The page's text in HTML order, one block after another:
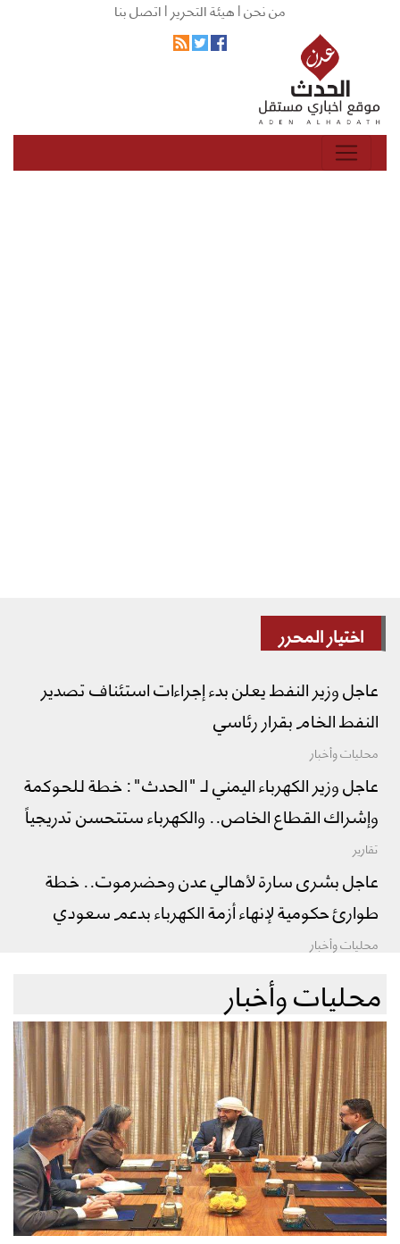
من نحن |هيئة التحرير |اتصل بنا
اختيار المحرر
عاجل وزير النفط يعلن بدء إجراءات استئناف تصدير
النفط الخام بقرار رئاسي
محليات وأخبار
عاجل وزير الكهرباء اليمني لـ "الحدث": خطة للحوكمة
وإشراك القطاع الخاص.. والكهرباء ستتحسن تدريجياً
تقارير
عاجل بشرى سارة لأهالي عدن وحضرموت.. خطة
طوارئ حكومية لإنهاء أزمة الكهرباء بدعم سعودي
محليات وأخبار
محليات وأخبار